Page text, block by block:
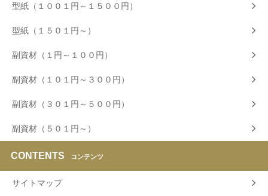
型紙（１００１円～１５００円）
型紙（１５０１円～）
副資材（１円～１００円）
副資材（１０１円～３００円）
副資材（３０１円～５００円）
副資材（５０１円～）
CONTENTS コンテンツ
サイトマップ